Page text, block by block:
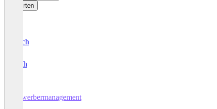
Bewerten
Deutsch
English
Bewerbermanagement